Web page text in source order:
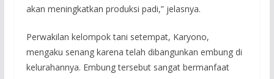
akan meningkatkan produksi padi,” jelasnya.
Perwakilan kelompok tani setempat, Karyono,
mengaku senang karena telah dibangunkan embung di
kelurahannya. Embung tersebut sangat bermanfaat